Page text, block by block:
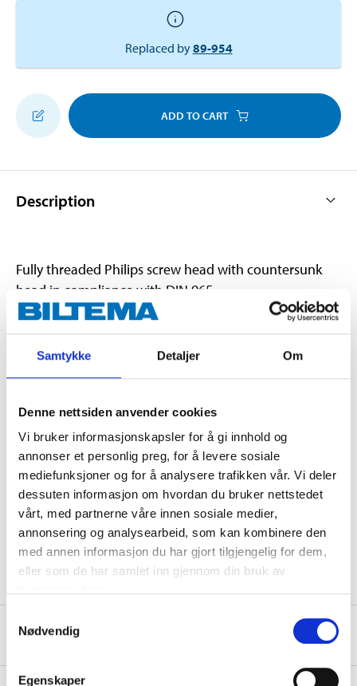
Samtykke Detaljer Om
Denne nettsiden anvender cookies
Vi bruker informasjonskapsler for å gi innhold og
annonser et personlig preg, for å levere sosiale
mediefunksjoner og for å analysere trafikken vår. Vi deler
dessuten informasjon om hvordan du bruker nettstedet
vårt, med partnerne våre innen sosiale medier,
annonsering og analysearbeid, som kan kombinere den
med annen informasjon du har gjort tilgjengelig for dem,
eller som de har samlet inn gjennom din bruk av
Nødvendig
Egenskaper
Replaced by89-954
ADD TO CART
Description
Fully threaded Philips screw head with countersunk
head in compliance with DIN 965.
Technical specifications
Material Acid resistant stainless
steel, A4
Surface treatment
Passivation
Standard
DIN965
Quantity
25 pcs
About the manufacturer